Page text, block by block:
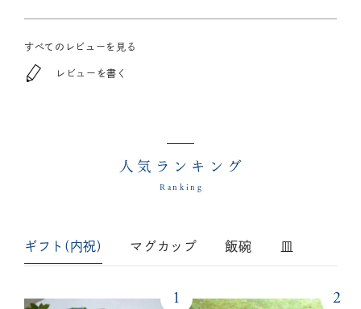
すべてのレビューを見る
レビューを書く
人気ランキング
Ranking
ギフト(内祝) マグカップ 飯碗 皿
1 2